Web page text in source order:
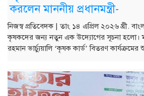
করলেন মাননীয় প্রধানমন্ত্রী-
নিজস্ব প্রতিবেদক | তাং ১৪ এপ্রিল ২০২৬ খ্রী.
কৃষকদের জন্য নতুন এক উদ্যোগের সূচনা হলো।
রহমান ভার্চ্যুয়ালি ‘কৃষক কার্ড’ বিতরণ